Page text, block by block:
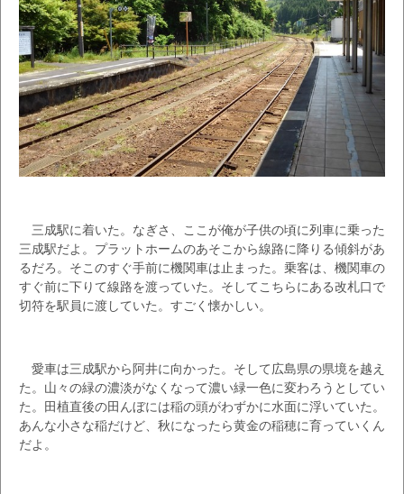
三成駅に着いた。なぎさ、ここが俺が子供の頃に列車に乗った
三成駅だよ。プラットホームのあそこから線路に降りる傾斜があ
るだろ。そこのすぐ手前に機関車は止まった。乗客は、機関車の
すぐ前に下りて線路を渡っていた。そしてこちらにある改札口で
切符を駅員に渡していた。すごく懐かしい。
愛車は三成駅から阿井に向かった。そして広島県の県境を越え
た。山々の緑の濃淡がなくなって濃い緑一色に変わろうとしてい
た。田植直後の田んぼには稲の頭がわずかに水面に浮いていた。
あんな小さな稲だけど、秋になったら黄金の稲穂に育っていくん
だよ。